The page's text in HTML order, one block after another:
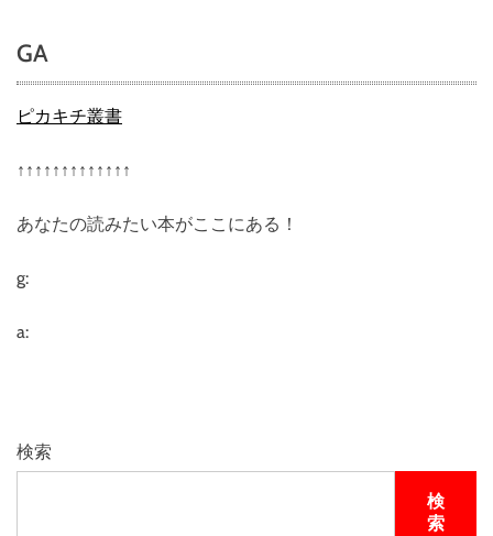
r
GA
ピカキチ叢書
↑↑↑↑↑↑↑↑↑↑↑↑↑
あなたの読みたい本がここにある！
g:
a:
検索
検
索